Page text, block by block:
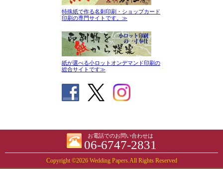
特殊紙で作る名刺印刷・ショップカード
印刷の専門サイトです。≫
紙が選べる小ロットオンデマンド印刷の
総合サイトです≫
お電話でのお問い合わせは
06-6747-2831
Copyright ©2026 Wedding Papers.All Rights Reserved